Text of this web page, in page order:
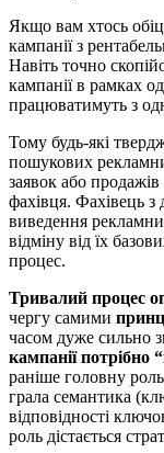
Якщо вам хтось
кампанії з
Навіть точно
кампанії в рамках
працюватимуть з
Тому будь-які
пошукових
заявок або
фахівця. Фахівець з
виведення
відміну від їх
процес.
Тривалий процес
чергу самими
часом дуже сильно
кампанії потрібно
раніше головну
грала семантика
відповідності
роль дістається